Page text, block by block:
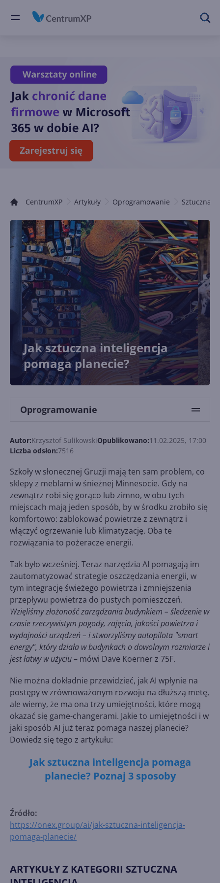
CentrumXP Artykuły Oprogramowanie Sztuczna
Jak sztuczna inteligencja
pomaga planecie?
Oprogramowanie
Autor:Krzysztof SulikowskiOpublikowano:11.02.2025, 17:00
Liczba odsłon:7516
Szkoły w słonecznej Gruzji mają ten sam problem, co
sklepy z meblami w śnieżnej Minnesocie. Gdy na
zewnątrz robi się gorąco lub zimno, w obu tych
miejscach mają jeden sposób, by w środku zrobiło się
komfortowo: zablokować powietrze z zewnątrz i
włączyć ogrzewanie lub klimatyzację. Oba te
rozwiązania to pożeracze energii.
Tak było wcześniej. Teraz narzędzia AI pomagają im
zautomatyzować strategie oszczędzania energii, w
tym integrację świeżego powietrza i zmniejszenia
przepływu powietrza do pustych pomieszczeń.
Wzięliśmy złożoność zarządzania budynkiem – śledzenie w
czasie rzeczywistym pogody, zajęcia, jakości powietrza i
wydajności urządzeń – i stworzyliśmy autopilota "smart
energy", który działa w budynkach o dowolnym rozmiarze i
jest łatwy w użyciu– mówi Dave Koerner z 75F.
Nie można dokładnie przewidzieć, jak AI wpłynie na
postępy w zrównoważonym rozwoju na dłuższą metę,
ale wiemy, że ma ona trzy umiejętności, które mogą
okazać się game-changerami. Jakie to umiejętności i w
jaki sposób AI już teraz pomaga naszej planecie?
Dowiedz się tego z artykułu:
Jak sztuczna inteligencja pomaga
planecie? Poznaj 3 sposoby
Źródło:
https://onex.group/ai/jak-sztuczna-inteligencja-
pomaga-planecie/
ARTYKUŁY Z KATEGORII SZTUCZNA